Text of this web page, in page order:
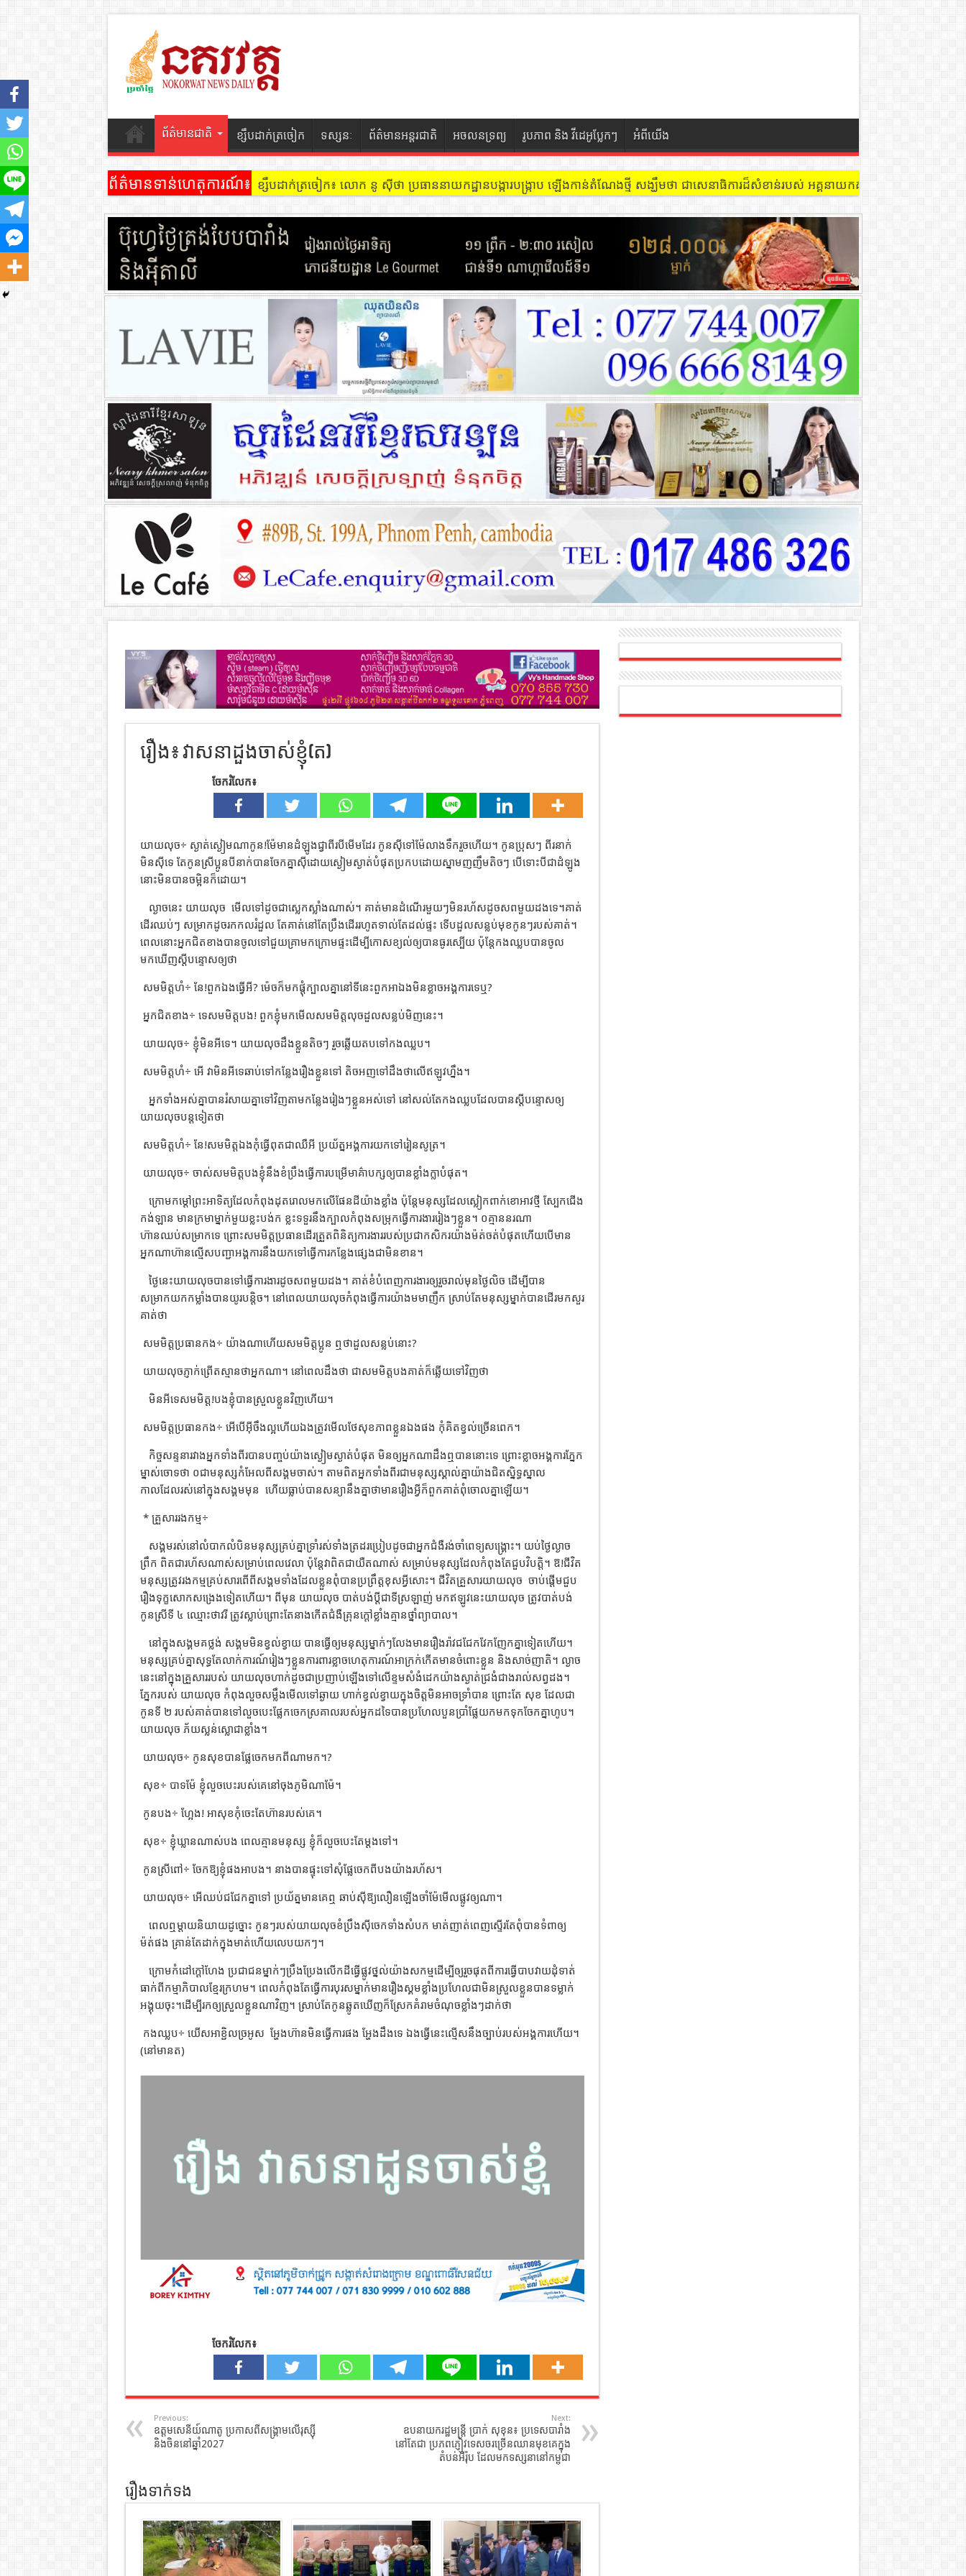
ព័ត៌មានជាតិ ខ្សឹបដាក់ត្រចៀក ទស្សនៈ ព័ត៌មានអន្តរជាតិ អចលនទ្រព្យ រូបភាព និង វីដេអូប្លែកៗ អំពីយើង
ព័ត៌មានទាន់ហេតុការណ៍៖ ខ្សឹបដាក់ត្រចៀក៖ លោក នូ សុីថា ប្រធាននាយកដ្ឋានបង្ការបង្ក្រាប ឡើងកាន់តំណែងថ្មី សង្ឃឹមថា ជាសេនាធិការដ៏សំខាន់របស់ អគ្គនាយកគយនិងរដ្ឋាករកម្ពុជា ក្នុង
រឿង៖ វាសនាដួងចាស់ខ្ញុំ(ត)
ចែករំលែក៖
យាយលុច÷ ស្ងាត់ស្ងៀមណាកូន!ម៉ែមានដំឡូងជ្វាពីរបីមើមដែរ កូនស៊ីទៅម៉ែលាងទឹករួចហើយ។ កូនប្រុសៗ ពីរនាក់
មិនស៊ីទេ តែកូនស្រីប្អូនបីនាក់បានចែកគ្នាស៊ីដោយស្ងៀមស្ងាត់បំផុតប្រកបដោយស្នាមញញឹមតិចៗ បើទោះបីជាដំឡូង
នោះមិនបានចម្អិនក៏ដោយ។
ល្ងាចនេះ យាយលុច មើលទៅដូចជាស្លេកស្លាំងណាស់។ គាត់មានដំណើរមួយៗមិនរហ័សដូចសពមួយដងទេ។គាត់
ដើរឈប់ៗ សម្រាកដូចរកកលរំដួល តែគាត់នៅតែប្រឹងដើររហូតទាល់តែដល់ផ្ទះ ទើបដួលសន្លប់មុខកូនៗរបស់គាត់។
ពេលនោះអ្នកជិតខាងបានចូលទៅជួយគ្រាមកក្រោមផ្ទះដើម្បីកោសខ្យល់ឲ្យបានធូរស្បើយ ប៉ុន្តែកងឈ្លបបានចូល
មកឃើញស្ដីបន្ទោសឲ្យថា
សមមិត្តហំ÷ នែ!ពួកឯងធ្វើអី? ម៉េចក៏មកផ្តុំក្បាលគ្នានៅទីនេះពួកអាឯងមិនខ្លាចអង្គការទេឬ?
អ្នកជិតខាង÷ ទេសមមិត្តបង! ពួកខ្ញុំមកមើលសមមិត្តលុចដួលសន្លប់មិញនេះ។
យាយលុច÷ ខ្ញុំមិនអីទេ។ យាយលុចដឹងខ្លួនតិចៗ រួចឆ្លើយតបទៅកងឈ្លប។
សមមិត្តហំ÷ អើ វាមិនអីទេឆាប់ទៅកន្លែងរឿងខ្លួនទៅ តិចអញទៅដឹងថាលើឥឡូវហ្នឹង។
អ្នកទាំងអស់គ្នាបានរំសាយគ្នាទៅវិញតាមកន្លែងរៀងៗខ្លួនអស់ទៅ នៅសល់តែកងឈ្លបដែលបានស្ដីបន្ទោសឲ្យ
យាយលុចបន្តទៀតថា
សមមិត្តហំ÷ នែ!សមមិត្តឯងកុំធ្វើពុតជាឈឺអី ប្រយ័ត្នអង្គការយកទៅរៀនសូត្រ។
យាយលុច÷ ចាស់សមមិត្តបងខ្ញុំនឹងខំប្រឹងធ្វើការបម្រើមាគ៌ាបក្សឲ្យបានខ្លាំងក្លាបំផុត។
ក្រោមកម្ដៅព្រះអាទិត្យដែលកំពុងដុតរោលមកលើផែនដីយ៉ាងខ្លាំង ប៉ុន្តែមនុស្សដែលស្លៀកពាក់ខោអាវថ្មី ស្បែកជើង
កង់ឡាន មានក្រមាម្នាក់មួយខ្លះបង់ក ខ្លះទទួរនឹងក្បាលកំពុងសម្រុកធ្វើការងាររៀងៗខ្លួន។ ០គ្មាននរណា
ហ៊ានឈប់សម្រាកទេ ព្រោះសមមិត្តប្រធានដើរត្រួតពិនិត្យការងាររបស់ប្រជាកសិករយ៉ាងម៉ត់ចត់បំផុតហើយបើមាន
អ្នកណាហ៊ានល្មើសបញ្ជាអង្គការនឹងយកទៅធ្វើការកន្លែងផ្សេងជាមិនខាន។
ថ្ងៃនេះយាយលុចបានទៅធ្វើការងារដូចសពមួយដង។ គាត់ខំបំពេញការងារឲ្យរួចរាល់មុនថ្ងៃលិច ដើម្បីបាន
សម្រាកយកកម្លាំងបានយូរបន្តិច។ នៅពេលយាយលុចកំពុងធ្វើការយ៉ាងមមាញឹក ស្រាប់តែមនុស្សម្នាក់បានដើរមកសួរ
គាត់ថា
សមមិត្តប្រធានកង÷ យ៉ាងណាហើយសមមិត្តប្អូន ឮថាដួលសន្លប់នោះ?
យាយលុចភ្ញាក់ព្រើតស្មានថាអ្នកណា។ នៅពេលដឹងថា ជាសមមិត្តបងគាត់ក៏ឆ្លើយទៅវិញថា
មិនអីទេសមមិត្ត!បងខ្ញុំបានស្រួលខ្លួនវិញហើយ។
សមមិត្តប្រធានកង÷ អើបើអ៊ីចឹងល្អហើយឯងត្រូវមើលថែសុខភាពខ្លួនឯងផង កុំគិតខ្វល់ច្រើនពេក។
កិច្ចសន្ទនារវាងអ្នកទាំងពីរបានបញ្ចប់យ៉ាងស្ងៀមស្ងាត់បំផុត មិនឲ្យអ្នកណាដឹងឮបាននោះទេ ព្រោះខ្លាចអង្គការភ្នែក
ម្នាស់ចោទថា ០ជាមនុស្សកំអែលពីសង្គមចាស់។ តាមពិតអ្នកទាំងពីរជាមនុស្សស្គាល់គ្នាយ៉ាងជិតស្និទ្ធស្នាល
កាលដែលរស់នៅក្នុងសង្គមមុន ហើយធ្លាប់បានសន្យានឹងគ្នាថាមានរឿងអ្វីក៏ពួកគាត់ពុំចោលគ្នាឡើយ។
* គ្រួសាររងកម្ម÷
សង្គមរស់នៅលំបាកលំបិនមនុស្សគ្រប់គ្នាទ្រាំរស់ទាំងត្រដរប្រៀបដូចជាអ្នកជំងឺរង់ចាំពេទ្យសង្គ្រោះ។ យប់ថ្ងៃល្ងាច
ព្រឹក ពិតជារហ័សណាស់សម្រាប់ពេលវេលា ប៉ុន្តែវាពិតជាយឺតណាស់ សម្រាប់មនុស្សដែលកំពុងតែជួបវិបត្តិ។ ឱ!ជីវិត
មនុស្សត្រូវរងកម្មគ្រប់សារពើពីសង្គមទាំងដែលខ្លួនពុំបានប្រព្រឹត្តខុសអ្វីសោះ។ ជីវិតគ្រួសារយាយលុច ចាប់ផ្ដើមជួប
រឿងទុក្ខសោកសង្រេងទៀតហើយ។ ពីមុន យាយលុច បាត់បង់ប្ដីជាទីស្រឡាញ់ មកឥឡូវនេះយាយលុច ត្រូវបាត់បង់
កូនស្រីទី ៤ ឈ្មោះថាវរី ត្រូវស្លាប់ព្រោះតែនាងកើតជំងឺគ្រុនក្តៅខ្លាំងគ្មានថ្នាំព្យាបាល។
នៅក្នុងសង្គមគថ្លង់ សង្គមមិនខ្វល់ខ្វាយ បានធ្វើឲ្យមនុស្សម្នាក់ៗលែងមានរឿងរ៉ាវជជែកវែកញែកគ្នាទៀតហើយ។
មនុស្សគ្រប់គ្នាសុទ្ធតែលាក់ការណ៍រៀងៗខ្លួនការពារខ្លាចហេតុការណ៍អាក្រក់កើតមានចំពោះខ្លួន និងសាច់ញាតិ។ ល្ងាច
នេះនៅក្នុងគ្រួសាររបស់ យាយលុចហាក់ដូចជាប្រញាប់ឡើងទៅលើខ្ទមសំងំដេកយ៉ាងស្ងាត់ជ្រងំជាងរាល់សព្វដង។
ភ្នែករបស់ យាយលុច កំពុងលួចសម្លឹងមើលទៅឆ្ងាយ ហាក់ខ្វល់ខ្វាយក្នុងចិត្តមិនអាចទ្រាំបាន ព្រោះតែ សុខ ដែលជា
កូនទី ២ របស់គាត់បានទៅលួចបេះផ្លែកចេកស្រគាលរបស់អ្នកដទៃបានប្រហែលបួនប្រាំផ្លែយកមកទុកចែកគ្នាហូប។
យាយលុច ភ័យស្លន់ស្លោជាខ្លាំង។
យាយលុច÷ កូនសុខបានផ្លែចេកមកពីណាមក។?
សុខ÷ បាទម៉ែ ខ្ញុំលួចបេះរបស់គេនៅចុងភូមិណាម៉ែ។
កូនបង÷ ហ្អែង! អាសុខកុំចេះតែហ៊ានរបស់គេ។
សុខ÷ ខ្ញុំឃ្លានណាស់បង ពេលគ្មានមនុស្ស ខ្ញុំក៏លួចបេះតែម្ដងទៅ។
កូនស្រីពៅ÷ ចែកឱ្យខ្ញុំផងអាបង។ នាងបានផ្ទុះទៅសុំផ្លែចេកពីបងយ៉ាងរហ័ស។
យាយលុច÷ អើឈប់ជជែកគ្នាទៅ ប្រយ័ត្នមានគេឮ ឆាប់ស៊ីឱ្យលឿនឡើងចាំម៉ែមើលផ្លូវឲ្យណា។
ពេលឮម្ដាយនិយាយដូច្នោះ កូនៗរបស់យាយលុចខំប្រឹងស៊ីចេកទាំងសំបក មាត់ញាត់ពេញស្ទើរតែពុំបានទំពាឲ្យ
ម៉ត់ផង គ្រាន់តែដាក់ក្នុងមាត់ហើយលេបយកៗ។
ក្រោមកំដៅក្តៅហែង ប្រជាជនម្នាក់ៗប្រឹងប្រែងលើកដីធ្វើផ្លូវថ្នល់យ៉ាងសកម្មដើម្បីឲ្យរួចផុតពីការធ្វើបាបវាយដុំទាត់
ធាក់ពីកម្មាភិបាលខ្មែរក្រហម។ ពេលកំពុងតែធ្វើការបុរសម្នាក់មានរឿងស្គមខ្លាំងប្រហែលជាមិនស្រួលខ្លួនបានទម្លាក់
អង្គុយចុះ។ដើម្បីរកឲ្យស្រួលខ្លួនណាវិញ។ ស្រាប់តែកូនឆ្លូតឃើញក៏ស្រែកគំរាមចំណុចខ្លាំងៗដាក់ថា
កងឈ្លប÷ យើសអាខ្ជិលច្រអូស អ្ហែងហ៊ានមិនធ្វើការផង អ្ហែងដឹងទេ ឯងធ្វើនេះល្មើសនឹងច្បាប់របស់អង្គការហើយ។
(នៅមានត)
ចែករំលែក៖
Previous:
ឧត្តមសេនីយ៍ណាតូ ប្រកាសពីសង្គ្រាមលើរុស្ស៊ី
និងចិននៅឆ្នាំ2027
Next:
ឧបនាយករដ្ឋមន្ត្រី ប្រាក់​ សុខុន​៖​ ប្រទេសបារាំង
នៅតែជា ប្រភពភ្ញៀវទេសចរច្រើនឈានមុខគេក្នុង
តំបន់អឺរ៉ុប ដែលមកទស្សនានៅកម្ពុជា
រឿងទាក់ទង